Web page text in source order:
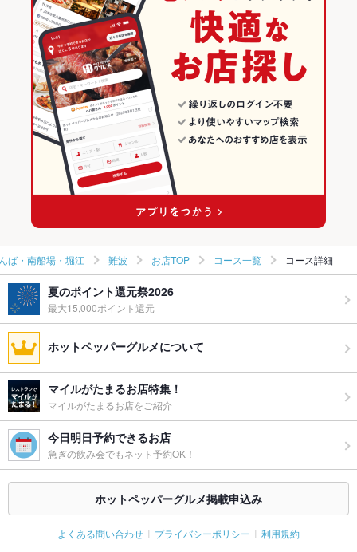
大阪 × 洋・和洋・各国料理・その他
心斎橋・なんば・南船場・堀江のグルメランキング
心斎橋・なんば・南船場・堀江のダイニングバー・バルランキン
難波のグルメランキング
難波のダイニングバー・バルランキング
ば・南船場・堀江 難波 お店TOP コース一覧 コース詳細
夏のポイント還元祭2026
最大15,000ポイント還元
ホットペッパーグルメについて
マイルがたまるお店特集！
マイルがたまるお店をご紹介
今日明日予約できるお店
急ぎの飲み会でもネット予約OK！
ホットペッパーグルメ掲載申込み
よくある問い合わせ プライバシーポリシー 利用規約